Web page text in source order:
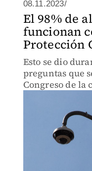
08.11.2023/
El 98% de
funcionan
Protección
Esto se dio
preguntas que
Congreso de la